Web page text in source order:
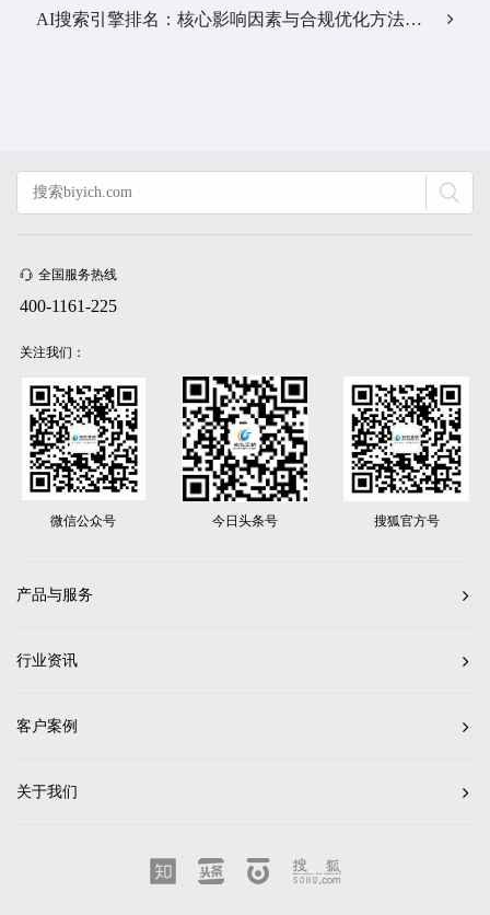
AI搜索引擎排名：核心影响因素与合规优化方法…
全国服务热线
400-1161-225
关注我们：
微信公众号 今日头条号 搜狐官方号
产品与服务
行业资讯
客户案例
关于我们